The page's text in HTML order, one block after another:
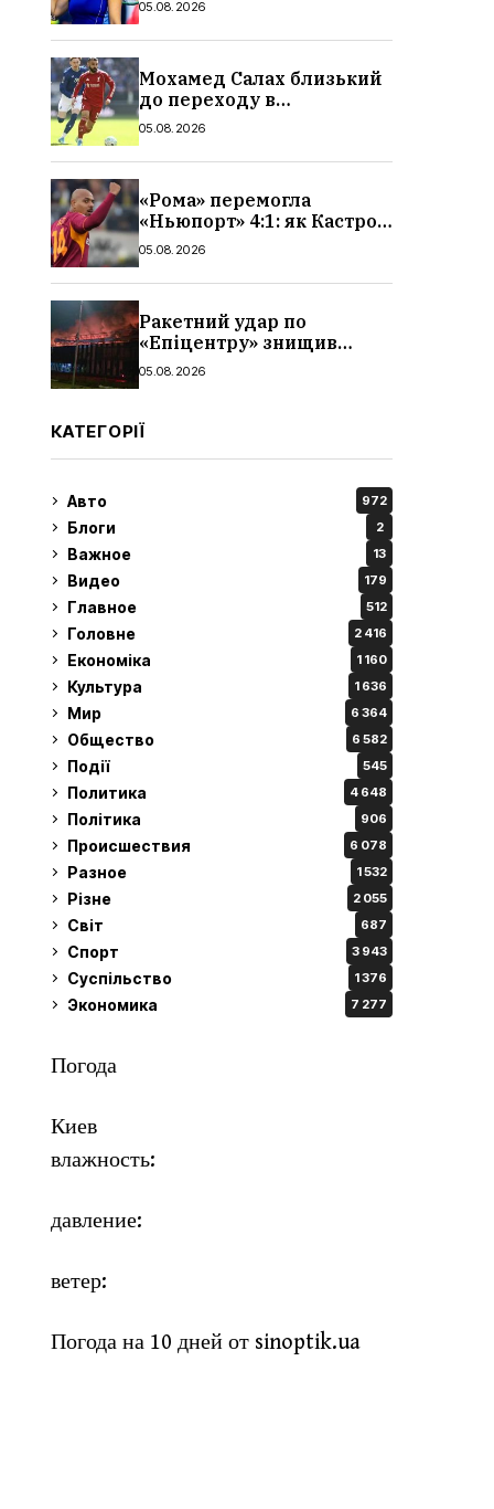
05.08.2026
Мохамед Салах близький
до переходу в
«Трабзонспор»: зарплата,
трансфера
05.08.2026
«Рома» перемогла
«Ньюпорт» 4:1: як Кастро
відкрив рахунок голам,
05.08.2026
Ракетний удар по
«Епіцентру» знищив
склади та завод плитки:
поставкаками,
05.08.2026
КАТЕГОРІЇ
Авто 972
Блоги 2
Важное 13
Видео 179
Главное 512
Головне 2 416
Економіка 1 160
Культура 1 636
Мир 6 364
Общество 6 582
Події 545
Политика 4 648
Політика 906
Происшествия 6 078
Разное 1 532
Різне 2 055
Світ 687
Спорт 3 943
Суспільство 1 376
Экономика 7 277
Погода
Киев
влажность:
давление:
ветер:
Погода на 10 дней от sinoptik.ua